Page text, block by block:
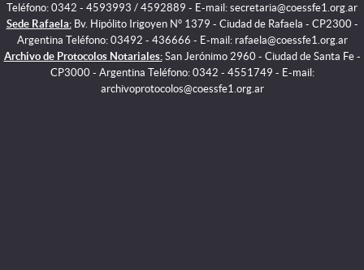
Teléfono: 0342 - 4593993 / 4592889 - E-mail: secretaria@coessfe1.org.ar
Sede Rafaela:Bv. Hipólito Irigoyen N° 1379 - Ciudad de Rafaela - CP2300 -
Argentina Teléfono: 03492 - 436666 - E-mail: rafaela@coessfe1.org.ar
Archivo de Protocolos Notariales:San Jerónimo 2960 - Ciudad de Santa Fe -
CP3000 - Argentina Teléfono: 0342 - 4551749 - E-mail:
archivoprotocolos@coessfe1.org.ar